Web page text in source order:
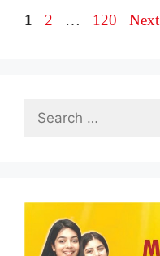
Page
1 Page
2 … Page
120 Next
Search